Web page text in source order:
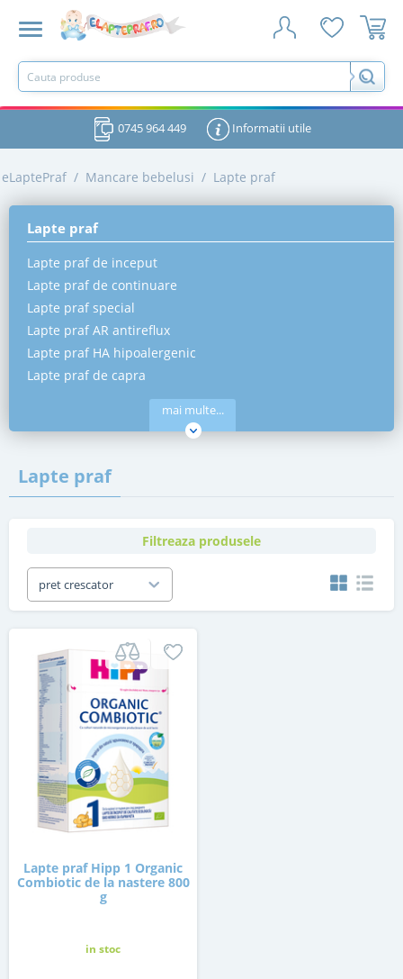
0745 964 449 Informatii utile
eLaptePraf / Mancare bebelusi / Lapte praf
Lapte praf
Lapte praf de inceput
Lapte praf de continuare
Lapte praf special
Lapte praf AR antireflux
Lapte praf HA hipoalergenic
Lapte praf de capra
mai multe...
Lapte praf
Filtreaza produsele
pret crescator
Lapte praf Hipp 1 Organic
Combiotic de la nastere 800
g
in stoc